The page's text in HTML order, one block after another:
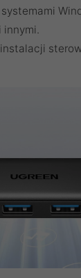
innymi.